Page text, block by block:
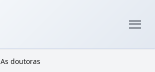
As doutoras